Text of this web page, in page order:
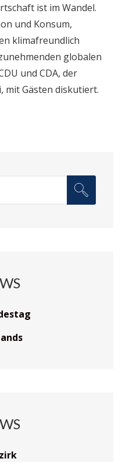
ist im Wandel.
und Konsum,
klimafreundlich
globalen
und CDA, der
mit Gästen diskutiert.